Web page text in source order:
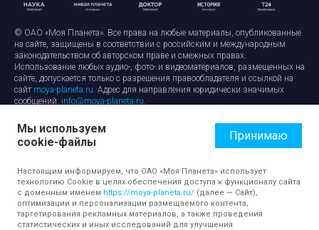
© ОАО «Моя Планета». Все права на любые материалы, опубликованные
на сайте, защищены в соответствии с российским и международным
законодательством об авторском праве и смежных правах.
Использование любых аудио-, фото- и видеоматериалов, размещенных на
сайте, допускается только с разрешения правообладателя и ссылкой на
сайт moya-planeta.ru. Адрес для направления юридически значимых
сообщений: info@moya-planeta.ru.
Правила сайтаРабота с cookie-файлами
Защита персональных данных
Обработка персональных данных
Мы используем
cookie-файлы
Принимаю
Настоящим информируем, что ОАО «Моя Планета» использует
технологию Cookie в целях обеспечения доступа к функционалу сайта
с доменным именем https://moya-planeta.ru/ (далее — Сайт),
оптимизации и персонализации размещаемого контента,
таргетирования рекламных материалов, а также проведения
статистических и иных исследований для улучшения